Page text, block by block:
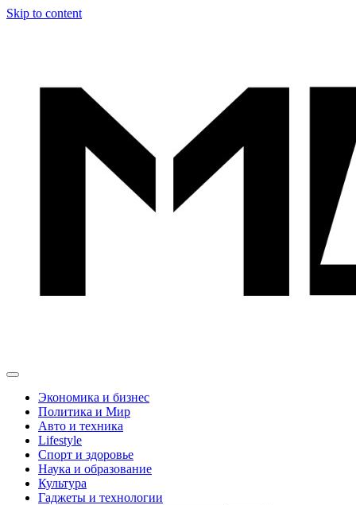
Skip to content
Экономика и бизнес
Политика и Мир
Авто и техника
Lifestyle
Спорт и здоровье
Наука и образование
Культура
Гаджеты и технологии